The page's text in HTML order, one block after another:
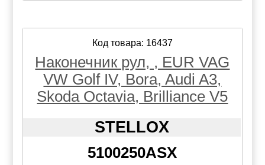
Код товара: 16437
Наконечник рул, , EUR VAG
VW Golf IV, Bora, Audi A3,
Skoda Octavia, Brilliance V5
STELLOX
5100250ASX